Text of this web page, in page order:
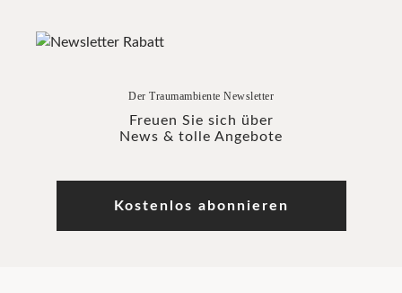
Der Traumambiente Newsletter
Freuen Sie sich über
News & tolle Angebote
Kostenlos abonnieren